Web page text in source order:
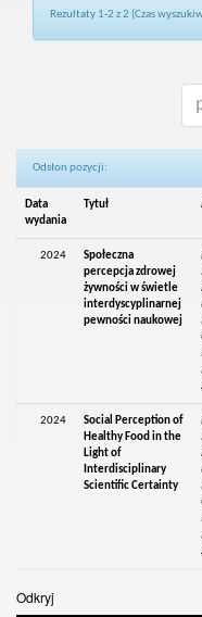
Rezultaty 1-2 z 2 (Czas
Odsłon pozycji:
Data
wydania
Tytuł
2024
Społeczna
percepcja zdrowej
żywności w świetle
interdyscyplinarnej
pewności naukowej
2024
Social Perception of
Healthy Food in the
Light of
Interdisciplinary
Scientific Certainty
Odkryj